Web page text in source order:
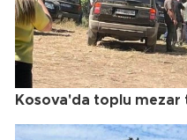
Kosova'da toplu mezar